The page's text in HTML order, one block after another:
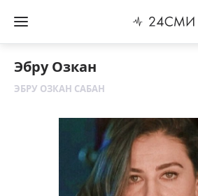
Эбру Озкан
ЭБРУ ОЗКАН САБАН